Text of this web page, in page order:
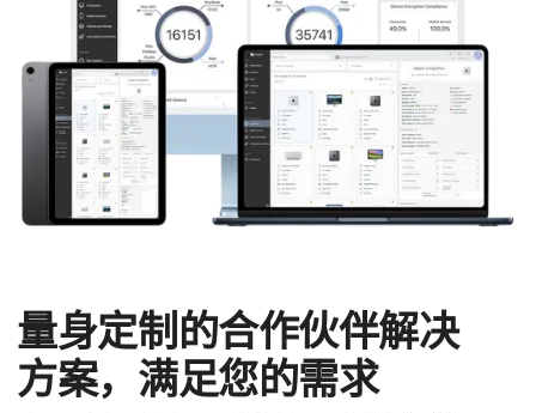
量​身定制​的​合作​伙伴​解决​
方案，​满足​您​的​需求